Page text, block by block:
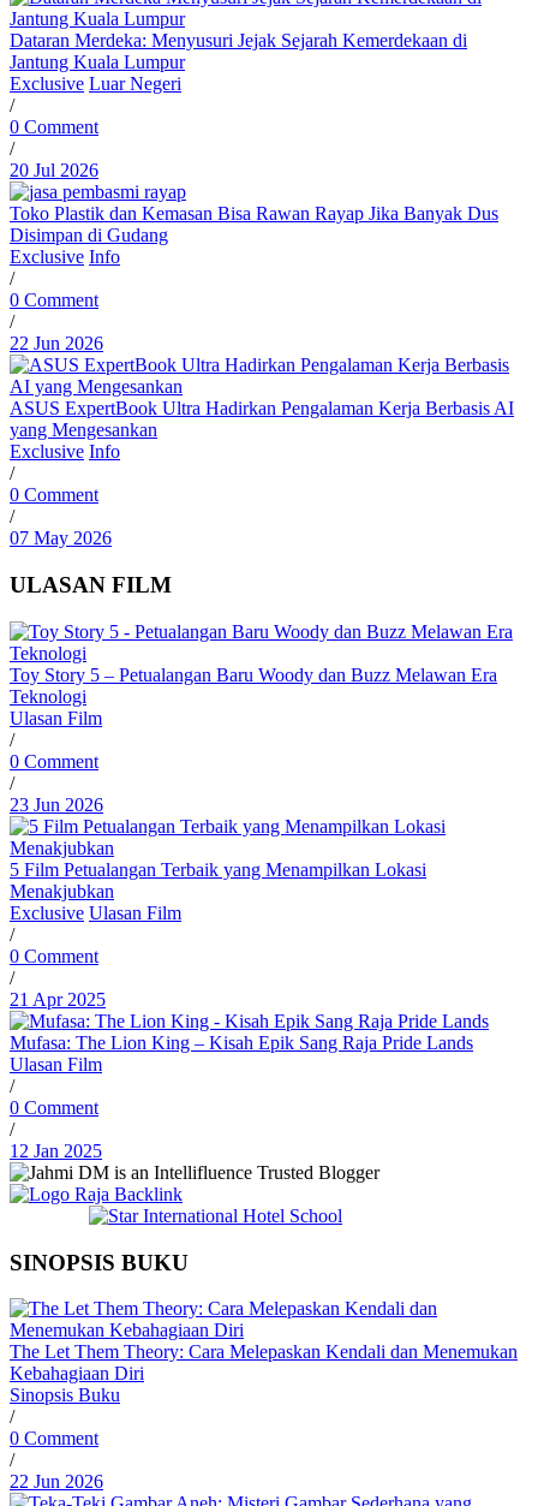
Dataran Merdeka: Menyusuri Jejak Sejarah Kemerdekaan di
Jantung Kuala Lumpur
Exclusive Luar Negeri
/
0 Comment
/
20 Jul 2026
Toko Plastik dan Kemasan Bisa Rawan Rayap Jika Banyak Dus
Disimpan di Gudang
Exclusive Info
/
0 Comment
/
22 Jun 2026
ASUS ExpertBook Ultra Hadirkan Pengalaman Kerja Berbasis AI
yang Mengesankan
Exclusive Info
/
0 Comment
/
07 May 2026
ULASAN FILM
Toy Story 5 – Petualangan Baru Woody dan Buzz Melawan Era
Teknologi
Ulasan Film
/
0 Comment
/
23 Jun 2026
5 Film Petualangan Terbaik yang Menampilkan Lokasi
Menakjubkan
Exclusive Ulasan Film
/
0 Comment
/
21 Apr 2025
Mufasa: The Lion King – Kisah Epik Sang Raja Pride Lands
Ulasan Film
/
0 Comment
/
12 Jan 2025
SINOPSIS BUKU
The Let Them Theory: Cara Melepaskan Kendali dan Menemukan
Kebahagiaan Diri
Sinopsis Buku
/
0 Comment
/
22 Jun 2026